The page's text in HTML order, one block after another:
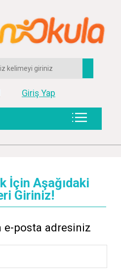
Giriş Yap
İçin Aşağıdaki
Giriniz!
e-posta adresiniz